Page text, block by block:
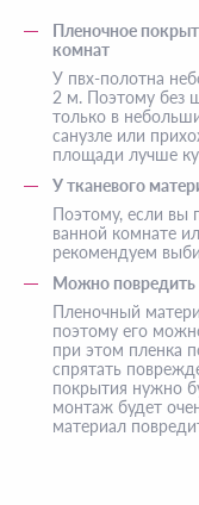
Пленочное
комнат
У пвх-полотна
2 м. Поэтому без
только в
санузле или
площади лучше
У тканевого
Поэтому, если вы
ванной комнате
рекомендуем
Можно повредить
Пленочный
поэтому его
при этом пленка
спрятать
покрытия нужно
монтаж будет
материал